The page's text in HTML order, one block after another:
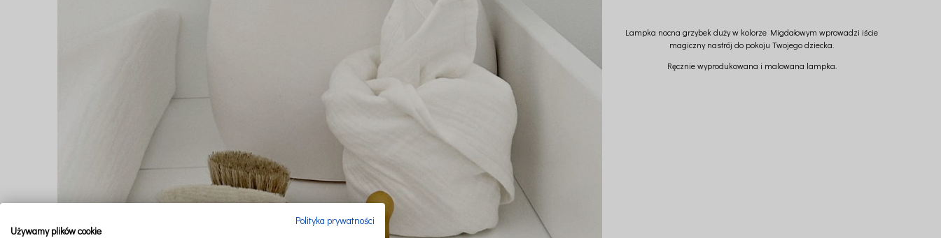
Lampka nocna grzybek duży w kolorze Migdałowym wprowadzi iście
magiczny nastrój do pokoju Twojego dziecka.
Ręcznie wyprodukowana i malowana lampka.
Polityka prywatności
Używamy plików cookie